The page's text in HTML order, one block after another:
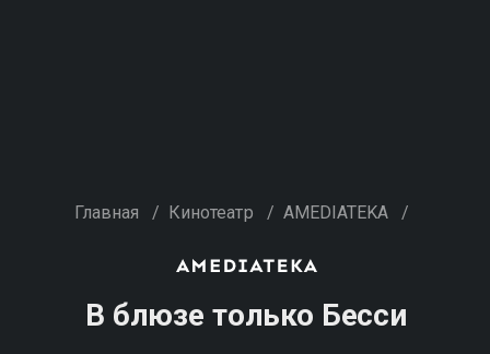
Главная / Кинотеатр / AMEDIATEKA /
В блюзе только Бесси